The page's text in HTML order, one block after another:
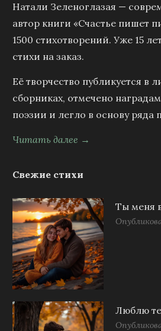
Натали Зеленоглазая —
автор книги «Счастье пишет
1500 стихотворений. Уже 15
стихи на заказ.
Её творчество публикуется в
сборниках, отмечено
поэзии и легло в основу ряда
Читать далее →
Свежие стихи
Ты меня
Люблю